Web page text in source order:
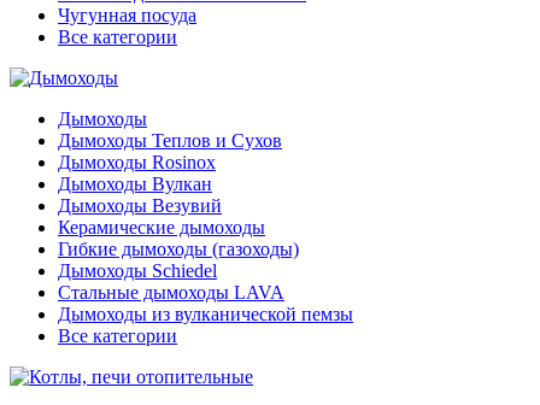
Чугунная посуда
Все категории
Дымоходы
Дымоходы Теплов и Сухов
Дымоходы Rosinox
Дымоходы Вулкан
Дымоходы Везувий
Керамические дымоходы
Гибкие дымоходы (газоходы)
Дымоходы Schiedel
Стальные дымоходы LAVA
Дымоходы из вулканической пемзы
Все категории